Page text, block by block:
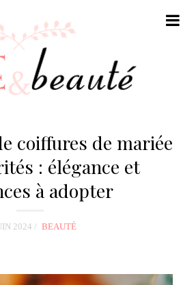
coiffures de mariée
: élégance et
à adopter
2024 BEAUTÉ